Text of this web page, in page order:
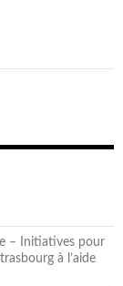
– Initiatives pour
à l’aide